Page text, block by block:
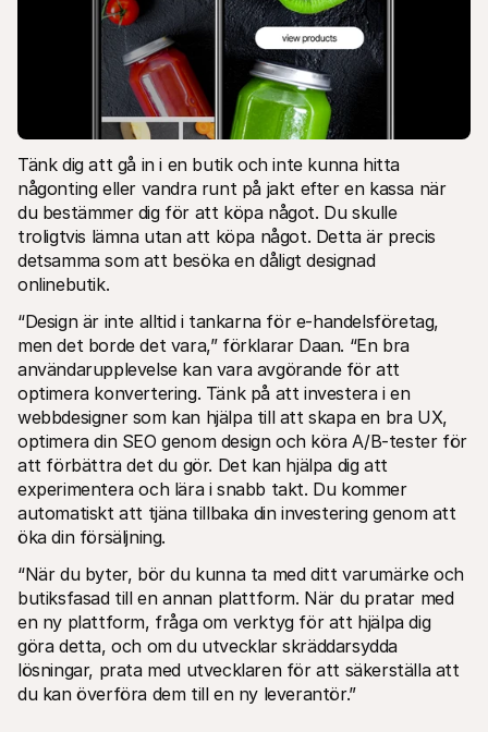
Tänk dig att gå in i en butik och inte kunna hitta
någonting eller vandra runt på jakt efter en kassa när
du bestämmer dig för att köpa något. Du skulle
troligtvis lämna utan att köpa något. Detta är precis
detsamma som att besöka en dåligt designad
onlinebutik.
“Design är inte alltid i tankarna för e-handelsföretag,
men det borde det vara,” förklarar Daan. “En bra
användarupplevelse kan vara avgörande för att
optimera konvertering. Tänk på att investera i en
webbdesigner som kan hjälpa till att skapa en bra UX,
optimera din SEO genom design och köra A/B-tester för
att förbättra det du gör. Det kan hjälpa dig att
experimentera och lära i snabb takt. Du kommer
automatiskt att tjäna tillbaka din investering genom att
öka din försäljning.
“När du byter, bör du kunna ta med ditt varumärke och
butiksfasad till en annan plattform. När du pratar med
en ny plattform, fråga om verktyg för att hjälpa dig
göra detta, och om du utvecklar skräddarsydda
lösningar, prata med utvecklaren för att säkerställa att
du kan överföra dem till en ny leverantör.”